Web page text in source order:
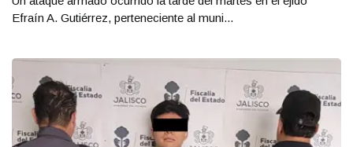
Efraín A. Gutiérrez, perteneciente al muni...